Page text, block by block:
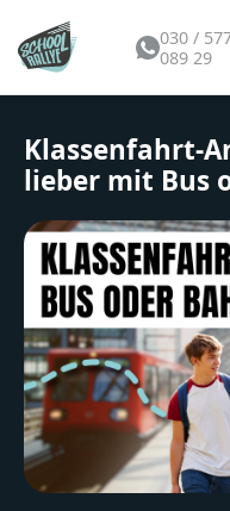
030 /
089 29
Klassenfahrt-
lieber mit Bus